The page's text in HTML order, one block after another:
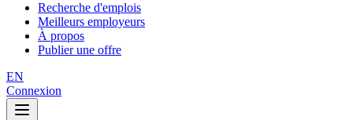
Recherche d'emplois
Meilleurs employeurs
À propos
Publier une offre
EN
Connexion